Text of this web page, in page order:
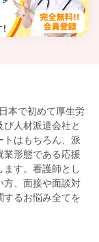
本で初めて厚生労
人材派遣会社と
トはもちろん、派
業形態である応援
す。看護師とし
方、面接や面談対
するお悩み全てを